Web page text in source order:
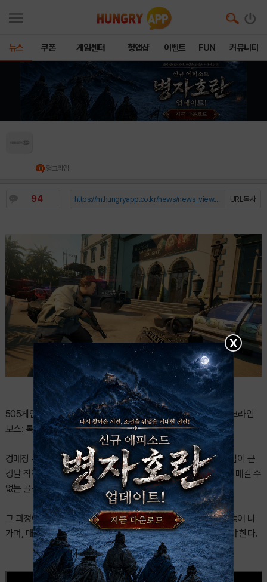
뉴스 쿠폰 게임센터 헝앱샵 이벤트 FUN 커뮤니티
헝그리앱
94 URL복사
https://m.hungryapp.co.kr/news/news_view.php?durl=YmNvZGU9b...
505게임즈와 인게임 스튜디오가 출시한 1~4인 협동 슈팅 게임, 크라임
보스: 록케이 시티의 새로운 DLC ‘경매장’이 출시되었다.
경매장 콘텐츠에서 플레이어는 그 어느 때보다 복잡하고 위험 부담이 큰
강탈 작전에 뛰어들어, 명망 높은 후안 레온 경매장에 침입해 값을 매길 수
없는 골동품과 보석, 귀중품을 훔쳐내야 한다.
그 과정에서 의심스러운 내부자와 손잡고 정교한 보안 시스템을 뚫어 나
가며, 매번 새로운 도전을 제시하는 상황에서 즉흥적으로 대응해야 한다.
X